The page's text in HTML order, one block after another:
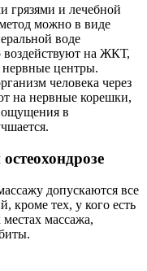
грязями и лечебной
можно в виде
воде
на ЖКТ,
центры.
человека через
на нервные корешки,
ощущения в
допускаются все
кроме тех, у кого есть
массажа,